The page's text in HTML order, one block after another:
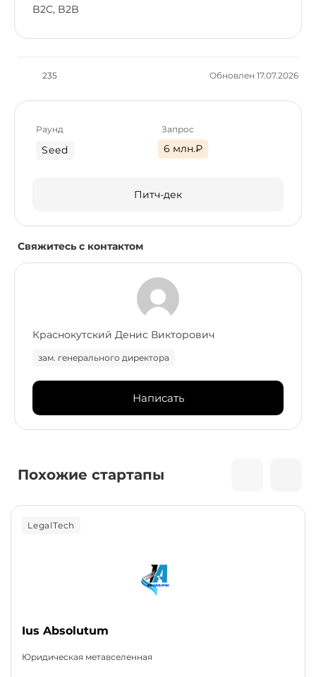
B2C, B2B
235 Обновлен 17.07.2026
Раунд
Seed
Запрос
6 млн.₽
Питч-дек
Свяжитесь с контактом
Краснокутский Денис Викторович
зам. генерального директора
Написать
Похожие стартапы
LegalTech
Ius Absolutum
Юридическая метавселенная